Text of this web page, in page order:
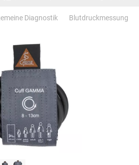
Diagnostik Blutdruckmessung